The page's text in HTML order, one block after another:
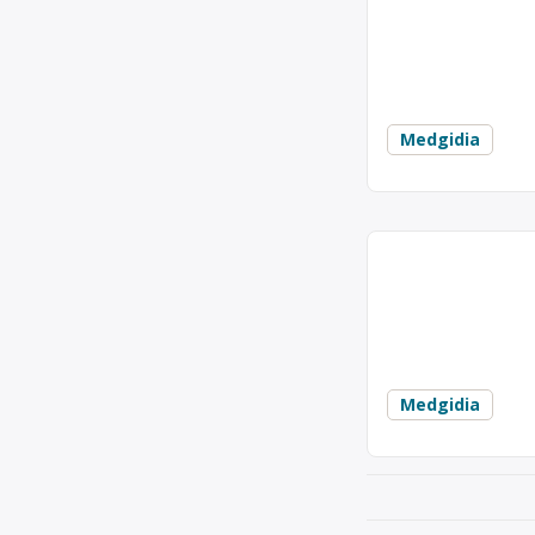
Medgidia
Punct de lucru:
Medgidia
Punct de lucru: